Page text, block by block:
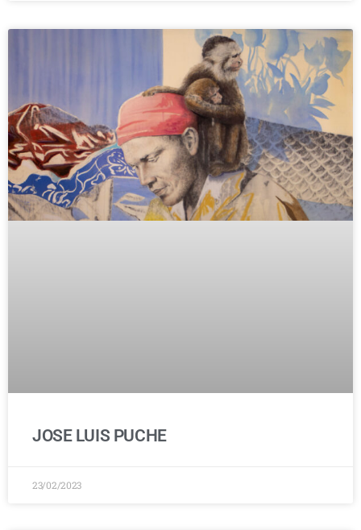
JOSE LUIS PUCHE
23/02/2023